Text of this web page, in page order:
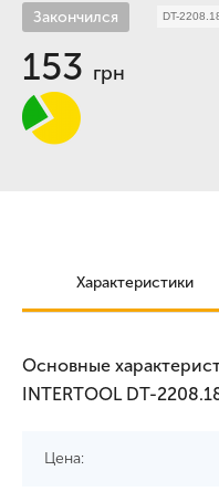
Закончился DT-
153 грн
Характеристики
Основные
INTERTOOL DT-
Цена: